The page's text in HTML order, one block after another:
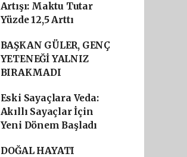
Artışı: Maktu Tutar
Yüzde 12,5 Arttı
BAŞKAN GÜLER, GENÇ
YETENEĞİ YALNIZ
BIRAKMADI
Eski Sayaçlara Veda:
Akıllı Sayaçlar İçin
Yeni Dönem Başladı
DOĞAL HAYATI